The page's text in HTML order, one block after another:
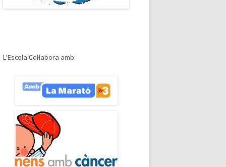
L'Escola Col·labora amb: